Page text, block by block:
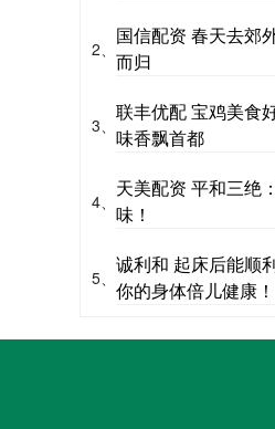
2、
国信配资 春天去郊
而归
3、
联丰优配 宝鸡美食
味香飘首都
4、
天美配资 平和三绝
味！
5、
诚利和 起床后能顺
你的身体倍儿健康！